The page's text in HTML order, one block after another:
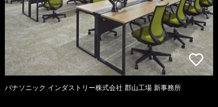
パナソニック インダストリー株式会社 郡山工場 新事務所